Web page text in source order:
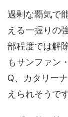
過剰な覇気で
える一握りの
部程度では解
もサンファン
Q、カタリー
えられそうです